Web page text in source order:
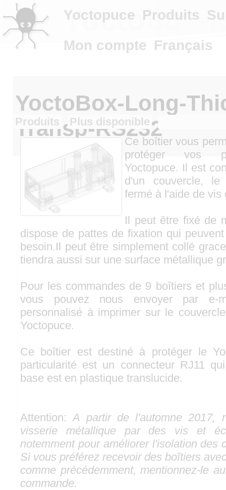
Yoctobox-
YoctoBox-Long-
Transp-RS232
Produits
Plus disponible
Ce boîtier vous
protéger vos
Yoctopuce. Il est
d'un couvercle,
fermé à l'aide de vis
Il peut être fixé de
dispose de pattes de fixation qui
besoin.Il peut être simplement collé
tiendra aussi sur une surface métallique
Pour les commandes de 9 boîtiers et
vous pouvez nous envoyer par e-
personnalisé à imprimer sur le
Yoctopuce.
Ce boîtier est destiné à protéger le
particularité est un connecteur RJ11
base est en plastique translucide.
Attention:A partir de l'automne 2017,
visserie métallique par des vis et
notemment pour améliorer l'isolation des
Si vous préférez recevoir des boîtiers
comme précédemment, mentionnez-le
commande.
Yoctopuce Produits
Mon compte Français